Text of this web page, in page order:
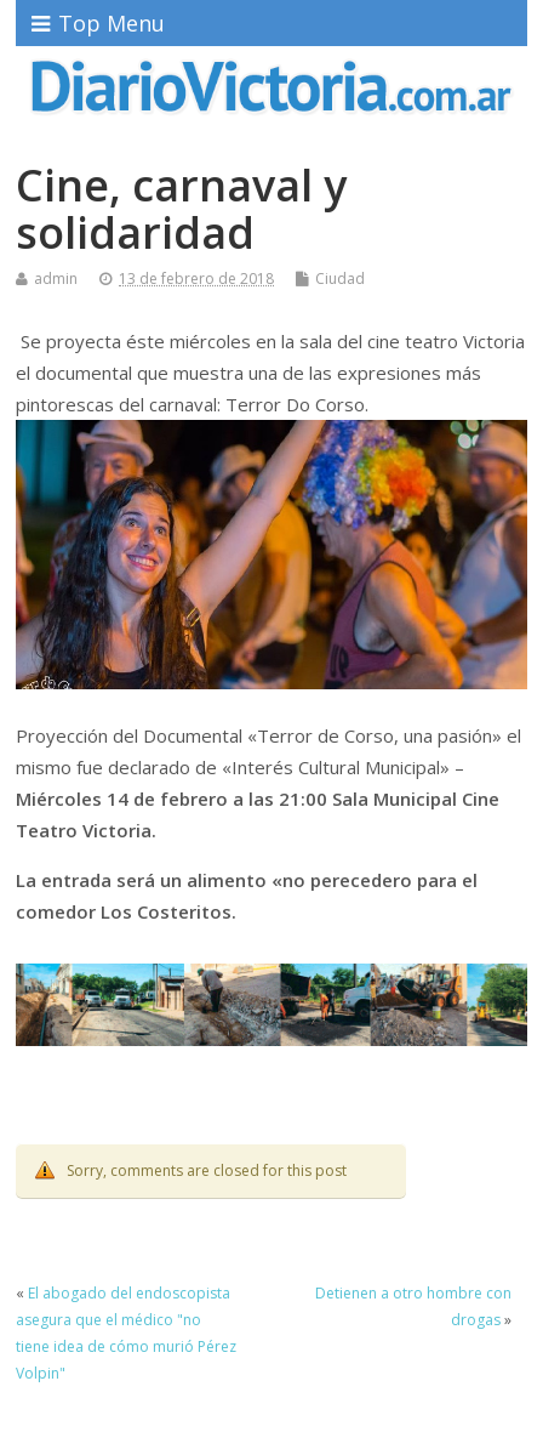
Top Menu
Cine, carnaval y
solidaridad
admin 13 de febrero de 2018 Ciudad
Se proyecta éste miércoles en la sala del cine teatro Victoria
el documental que muestra una de las expresiones más
pintorescas del carnaval: Terror Do Corso.
Proyección del Documental «Terror de Corso, una pasión» el
mismo fue declarado de «Interés Cultural Municipal» –
Miércoles 14 de febrero a las 21:00 Sala Municipal Cine
Teatro Victoria.
La entrada será un alimento «no perecedero para el
comedor Los Costeritos.
Sorry, comments are closed for this post
« El abogado del endoscopista
asegura que el médico "no
tiene idea de cómo murió Pérez
Volpin"
Detienen a otro hombre con
drogas»